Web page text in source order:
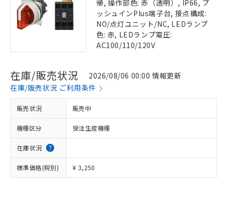
帰, 操作部色: 赤（透明）, IP66, プ
ッシュインPlus端子台, 接点構成:
NO/点灯ユニット/NC, LEDランプ
色: 赤, LEDランプ電圧:
AC100/110/120V
在庫/販売状況
2026/08/06 00:00 情報更新
在庫/販売状況 ご利用条件
販売状況 販売中
機種区分 受注生産機種
在庫状況
標準価格(税別) ¥ 3,250